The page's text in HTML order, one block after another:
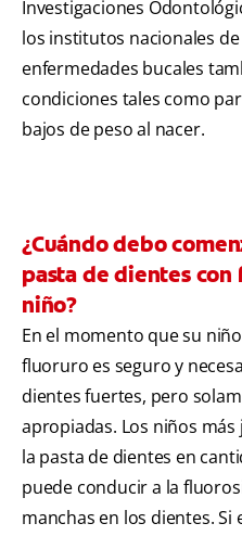
Investigaciones
los institutos nacionales
enfermedades bucales
condiciones tales como
bajos de peso al nacer.
¿Cuándo debo
pasta de dientes
niño?
En el momento que su
fluoruro es seguro y
dientes fuertes, pero
apropiadas. Los niños
la pasta de dientes en
puede conducir a la
manchas en los dientes. Si